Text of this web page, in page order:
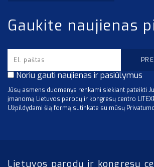
Gaukite naujienas
Noriu gauti naujienas ir pasiūlymus
Jūsų asmens duomenys renkami siekiant pateikti
įmanomą Lietuvos parodų ir kongresų centro
Užpildydami šią formą sutinkate su mūsų
Lietuvos parodų ir kongresų